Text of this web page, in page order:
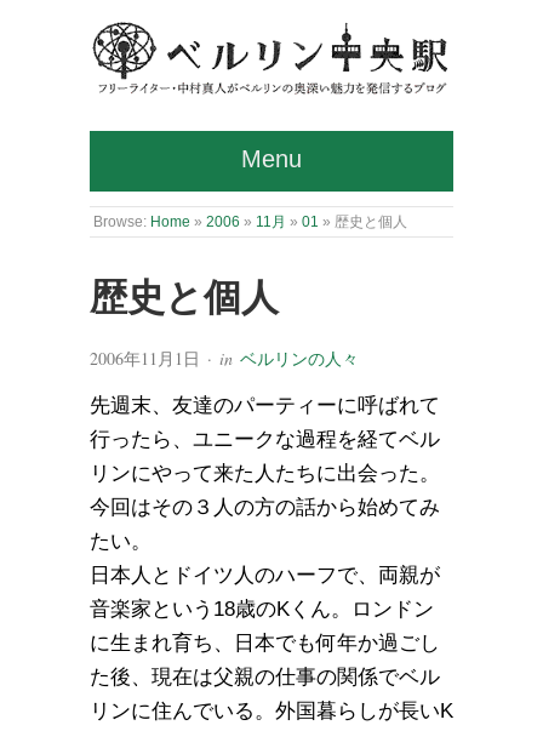
Menu
Browse: Home » 2006 » 11月 » 01 » 歴史と個人
歴史と個人
2006年11月1日 · in ベルリンの人々
先週末、友達のパーティーに呼ばれて
行ったら、ユニークな過程を経てベル
リンにやって来た人たちに出会った。
今回はその３人の方の話から始めてみ
たい。
日本人とドイツ人のハーフで、両親が
音楽家という18歳のKくん。ロンドン
に生まれ育ち、日本でも何年か過ごし
た後、現在は父親の仕事の関係でベル
リンに住んでいる。外国暮らしが長いK